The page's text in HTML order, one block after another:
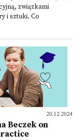
związkami
i sztuki. Co
20.12.2024
Beczek on